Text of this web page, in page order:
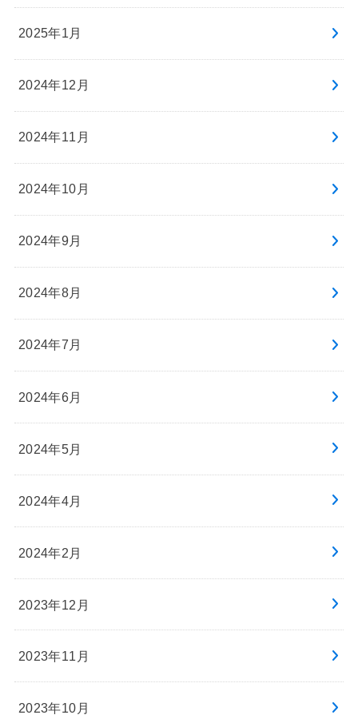
2025年1月
2024年12月
2024年11月
2024年10月
2024年9月
2024年8月
2024年7月
2024年6月
2024年5月
2024年4月
2024年2月
2023年12月
2023年11月
2023年10月